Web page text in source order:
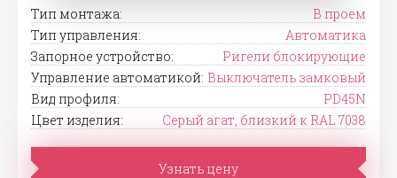
Тип монтажа:
В проем
Тип управления:
Автоматика
Запорное устройство:
Ригели блокирующие
Управление автоматикой: Выключатель замковый
Вид профиля:
PD45N
Цвет изделия:
Серый агат, близкий к RAL 7038
Узнать цену